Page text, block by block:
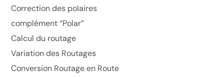
Correction des polaires
complément “Polar”
Calcul du routage
Variation des Routages
Conversion Routage en Route